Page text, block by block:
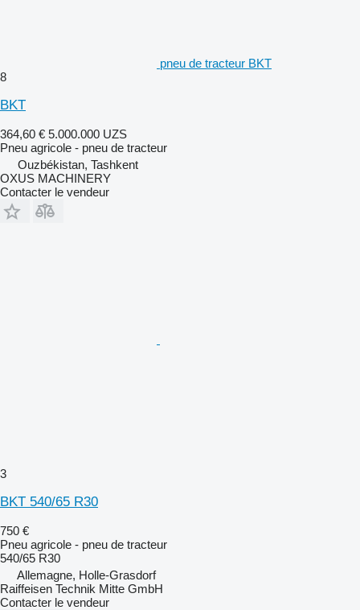
pneu de tracteur BKT
8
BKT
364,60 € 5.000.000 UZS
Pneu agricole - pneu de tracteur
Ouzbékistan, Tashkent
OXUS MACHINERY
Contacter le vendeur
3
BKT 540/65 R30
750 €
Pneu agricole - pneu de tracteur
540/65 R30
Allemagne, Holle-Grasdorf
Raiffeisen Technik Mitte GmbH
Contacter le vendeur